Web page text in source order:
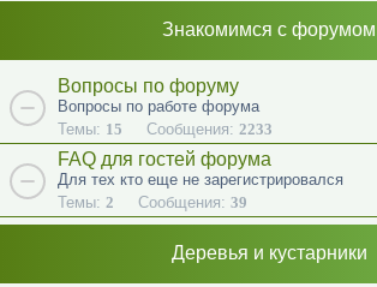
Знакомимся с форумом
Вопросы по форуму
Вопросы по работе форума
Темы: 15 Сообщения: 2233
FAQ для гостей форума
Для тех кто еще не зарегистрировался
Темы: 2 Сообщения: 39
Деревья и кустарники